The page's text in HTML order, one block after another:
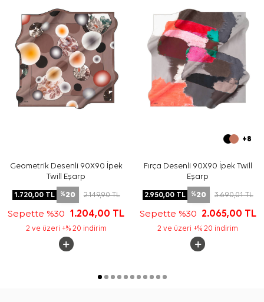
Yıkama ve bakım için ürün etiketindeki talimatları
izleyiniz. İpek ve hassas eşarplarda elde hassas bakım
gerektiğindeAker İpek Eşarp Şampuanıkullanabilirsiniz.
Sıkça Sorulan Sorular
Bordo İpek Tivil Kare Zebra Desenli Eşarp ölçüsü nedir?
Bu ürün hangi kumaş kalitesindedir?
Deseni hangi renklerden oluşur?
Bu eşarp nasıl kombinlenir?
Geometrik Desenli 90X90 İpek
Twill Eşarp
1.720,00TL %20 2.149,90TL
Sepette %30 1.204,00 TL
2 ve üzeri +% 20 indirim
+8
Fırça Desenli 90X90 İpek Twill
Eşarp
2.950,00TL %20 3.690,01TL
Sepette %30 2.065,00 TL
2 ve üzeri +% 20 indirim